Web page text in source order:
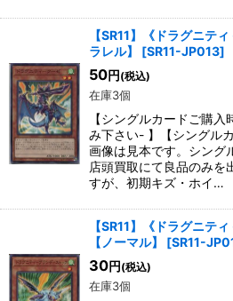
【SR11】《ドラグニテ
ラレル】
[SR11-JP013]
50円 (税込)
在庫3個
【シングルカードご購
み下さい- 】【シングル
画像は見本です。シング
店頭買取にて良品のみを
すが、初期キズ・ホイ…
【SR11】《ドラグニテ
【ノーマル】
[SR11-
30円 (税込)
在庫3個